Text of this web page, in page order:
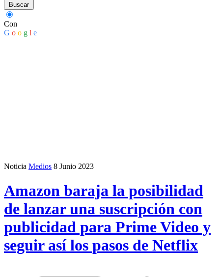
Buscar
Con
G o o g l e
Noticia Medios 8 Junio 2023
Amazon baraja la posibilidad
de lanzar una suscripción con
publicidad para Prime Video y
seguir así los pasos de Netflix